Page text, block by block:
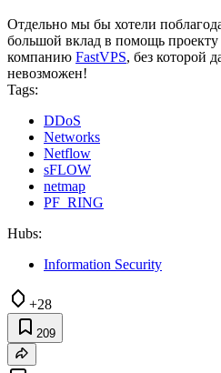
Отдельно мы бы хотели
большой вклад в помощь
компанию FastVPS, без которой
невозможен!
Tags:
DDoS
Networks
Netflow
sFLOW
netmap
PF_RING
Hubs:
Information Security
+28
209